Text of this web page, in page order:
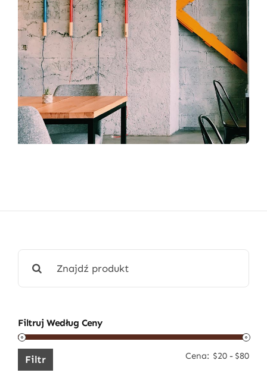
Filtruj Według Ceny
Filtr Cena: $20- $80